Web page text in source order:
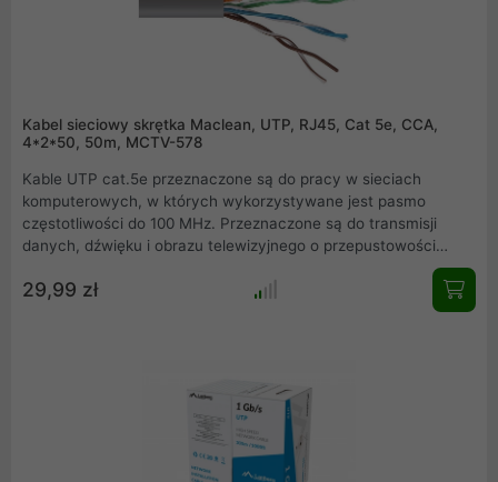
Kabel sieciowy skrętka Maclean, UTP, RJ45, Cat 5e, CCA,
4*2*50, 50m, MCTV-578
Kable UTP cat.5e przeznaczone są do pracy w sieciach
komputerowych, w których wykorzystywane jest pasmo
częstotliwości do 100 MHz. Przeznaczone są do transmisji
danych, dźwięku i obrazu telewizyjnego o przepustowości
29,99 zł